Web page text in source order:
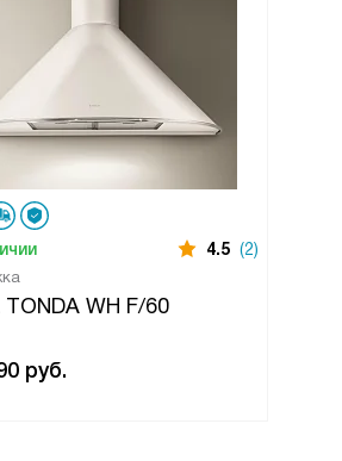
4.5 (2)
TONDA WH F/60
руб.